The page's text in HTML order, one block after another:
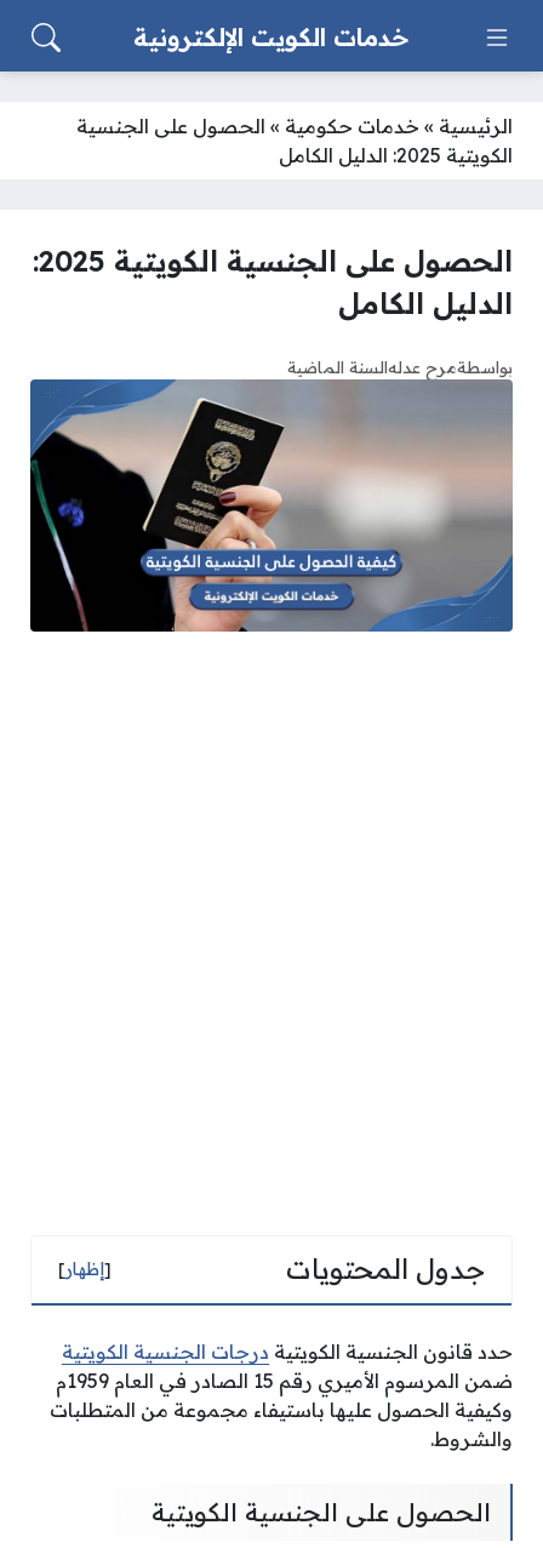
خدمات الكويت الإلكترونية
الرئيسية » خدمات حكومية » الحصول على الجنسية
الكويتية 2025: الدليل الكامل
الحصول على الجنسية الكويتية 2025:
الدليل الكامل
بواسطةمرح عدلهالسنة الماضية
جدول المحتويات [إظهار]
حدد قانون الجنسية الكويتية درجات الجنسية الكويتية
ضمن المرسوم الأميري رقم 15 الصادر في العام 1959م
وكيفية الحصول عليها باستيفاء مجموعة من المتطلبات
والشروط.
الحصول على الجنسية الكويتية